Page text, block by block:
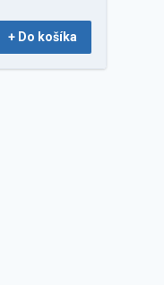
+ Do košíka